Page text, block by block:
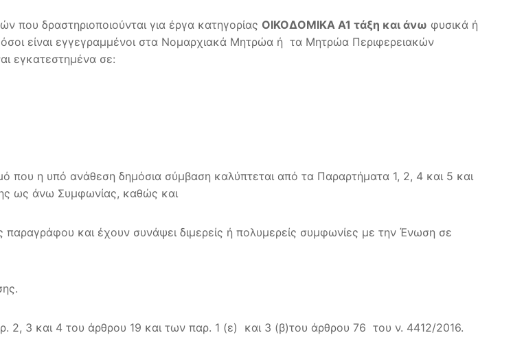
δραστηριοποιούνται για έργα κατηγορίας ΟΙΚΟΔΟΜΙΚΑ Α1 τάξη και άνω φυσικά ή
είναι εγγεγραμμένοι στα Νομαρχιακά Μητρώα ή τα Μητρώα Περιφερειακών
εγκατεστημένα σε:
που η υπό ανάθεση δημόσια σύμβαση καλύπτεται από τα Παραρτήματα 1, 2, 4 και 5 και
ως άνω Συμφωνίας, καθώς και
και έχουν συνάψει διμερείς ή πολυμερείς συμφωνίες με την Ένωση σε
3 και 4 του άρθρου 19 και των παρ. 1 (ε) και 3 (β)του άρθρου 76 του ν. 4412/2016.